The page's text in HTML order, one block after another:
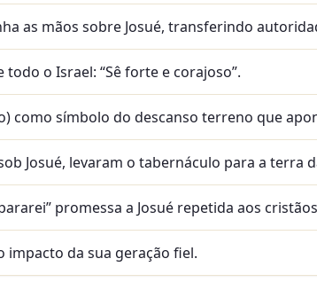
as mãos sobre Josué, transferindo
o Israel: “Sê forte e corajoso”.
como símbolo do descanso terreno que
Josué, levaram o tabernáculo para a terra
promessa a Josué repetida aos
impacto da sua geração fiel.